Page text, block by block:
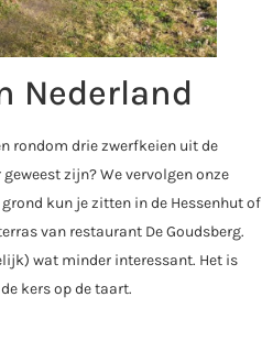
Nederland
rondom drie zwerfkeien uit de
zijn? We vervolgen onze
kun je zitten in de Hessenhut of
van restaurant De Goudsberg.
wat minder interessant. Het is
kers op de taart.